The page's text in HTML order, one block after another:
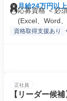
月給24万円以上
応募資格 ＜必
(Excel、Word、
資格取得支援あり
正社員
【リーダー候